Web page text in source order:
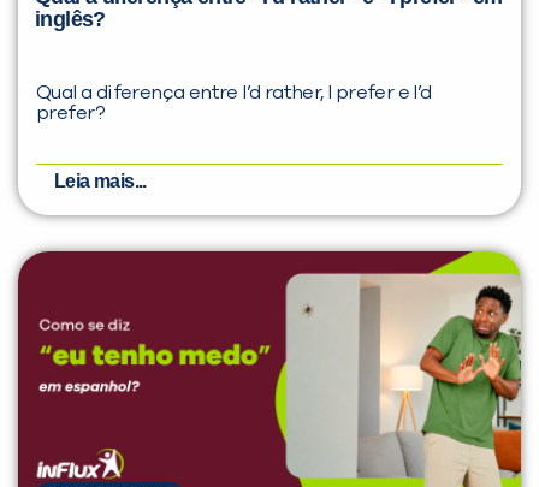
inglês?
Qual a diferença entre I’d rather, I prefer e I’d
prefer?
Leia mais...